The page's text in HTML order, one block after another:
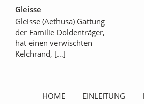
Gleisse
Gleisse (Aethusa) Gattung
der Familie Doldenträger,
hat einen verwischten
Kelchrand, […]
HOME EINLEITUNG